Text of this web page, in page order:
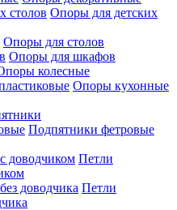
Опоры для детских
Опоры для столов
Опоры для шкафов
колесные
Опоры кухонные
Подпятники фетровые
Петли
Петли